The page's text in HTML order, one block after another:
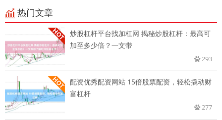
热门文章
炒股杠杆平台找加杠网 揭秘炒股杠杆：最高可
加至多少倍？一文带
293
配资优秀配资网站 15倍股票配资，轻松撬动财
富杠杆
277